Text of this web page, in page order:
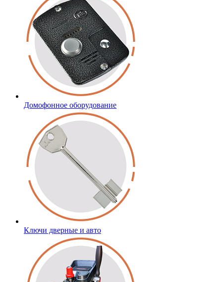
Домофонное оборудование
Ключи дверные и авто